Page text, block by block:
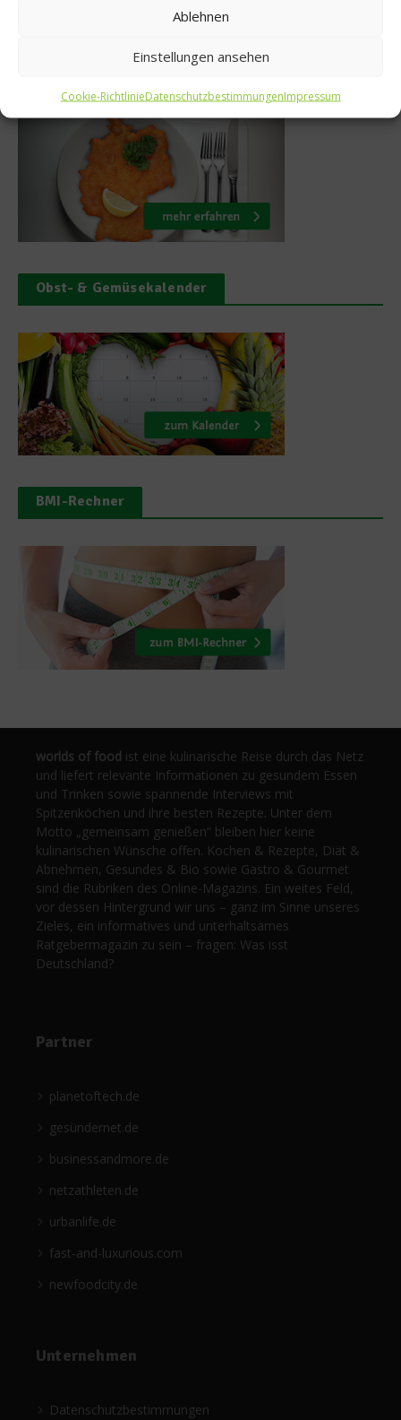
Ablehnen
Einstellungen ansehen
Cookie-RichtlinieDatenschutzbestimmungenImpressum
Obst- & Gemüsekalender
BMI-Rechner
worlds of food ist eine kulinarische Reise durch das Netz
und liefert relevante Informationen zu gesundem Essen
und Trinken sowie spannende Interviews mit
Spitzenköchen und ihre besten Rezepte. Unter dem
Motto „gemeinsam genießen“ bleiben hier keine
kulinarischen Wünsche offen. Kochen & Rezepte, Diät &
Abnehmen, Gesundes & Bio sowie Gastro & Gourmet
sind die Rubriken des Online-Magazins. Ein weites Feld,
vor dessen Hintergrund wir uns – ganz im Sinne unseres
Zieles, ein informatives und unterhaltsames
Ratgebermagazin zu sein – fragen: Was isst
Deutschland?
Partner
planetoftech.de
gesündernet.de
businessandmore.de
netzathleten.de
urbanlife.de
fast-and-luxurious.com
newfoodcity.de
Unternehmen
Datenschutzbestimmungen